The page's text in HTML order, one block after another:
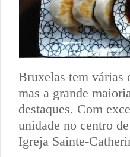
Bruxelas tem várias
mas a grande
destaques. Com
unidade no centro
Igreja Sainte-